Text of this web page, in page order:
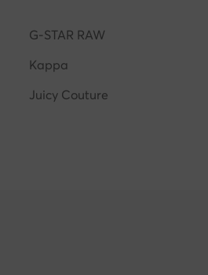
G-STAR RAW
Kappa
Juicy Couture